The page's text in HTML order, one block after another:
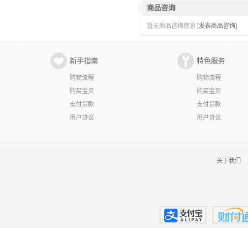
商品咨询
暂无商品咨询信息 [发表商品咨询]
新手指南
购物流程
购买宝贝
支付货款
用户协议
特色服务
购物流程
购买宝贝
支付货款
用户协议
关于我们